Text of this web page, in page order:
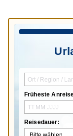
Früheste
Reisedauer: